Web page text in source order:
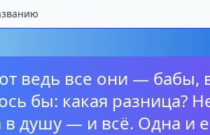
ведь все они — бабы,
бы: какая разница?
в душу — и всё. Одна и